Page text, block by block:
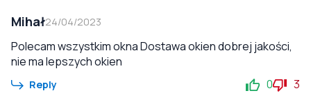
Mihał24/04/2023
Polecam wszystkim okna Dostawa okien dobrej jakości,
nie ma lepszych okien
Reply 0 3